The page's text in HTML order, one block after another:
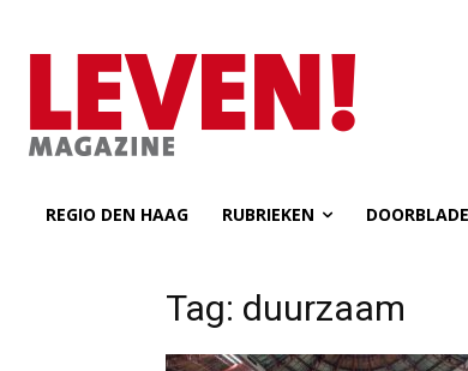
REGIO DEN HAAG RUBRIEKEN
Tag: duurzaam